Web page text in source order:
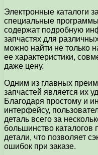
Электронные каталоги
специальные
содержат подробную
запчастях для
можно найти не только
ее характеристики,
даже цену.
Одним из главных
запчастей является их
Благодаря простому и
интерфейсу,
деталь всего за
большинство каталогов
детали, что позволяет
ошибок при заказе.